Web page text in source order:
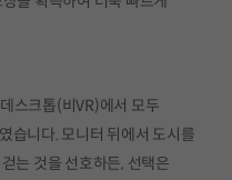
스크톱(비VR)에서 모두
습니다. 모니터 뒤에서 도시를
는 것을 선호하든, 선택은